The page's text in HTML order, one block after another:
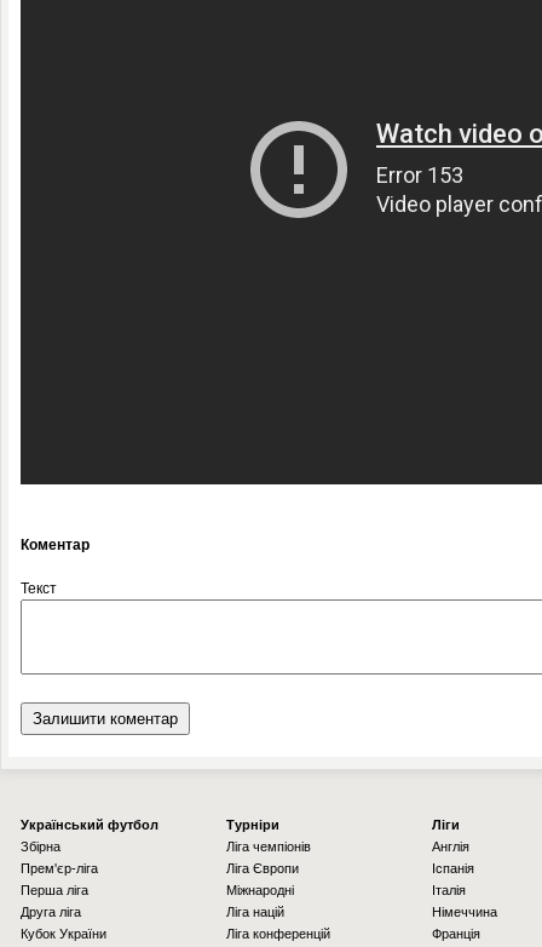
Коментар
Текст
Українcький футбол
Збірна
Прем'єр-ліга
Перша ліга
Друга ліга
Кубок України
Турніри
Ліга чемпіонів
Ліга Європи
Міжнародні
Ліга націй
Ліга конференцій
Ліги
Англія
Іспанія
Італія
Німеччина
Франція